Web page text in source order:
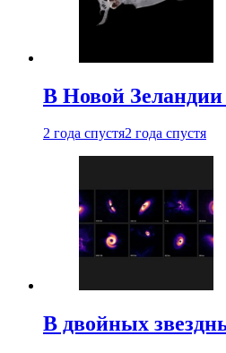
В Новой
2 года спустя2 года спустя
В двойных